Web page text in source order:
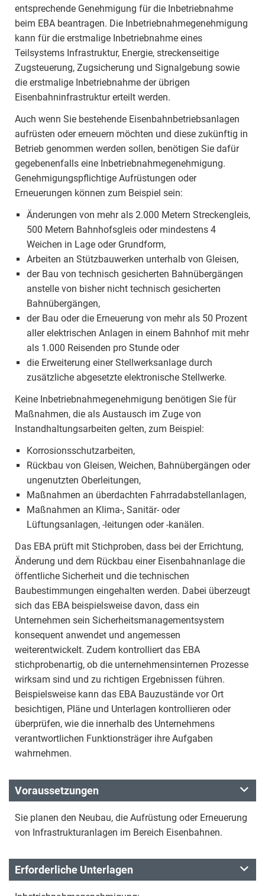
entsprechende Genehmigung für die Inbetriebnahme
beim EBA beantragen. Die Inbetriebnahmegenehmigung
kann für die erstmalige Inbetriebnahme eines
Teilsystems Infrastruktur, Energie, streckenseitige
Zugsteuerung, Zugsicherung und Signalgebung sowie
die erstmalige Inbetriebnahme der übrigen
Eisenbahninfrastruktur erteilt werden.
Auch wenn Sie bestehende Eisenbahnbetriebsanlagen
aufrüsten oder erneuern möchten und diese zukünftig in
Betrieb genommen werden sollen, benötigen Sie dafür
gegebenenfalls eine Inbetriebnahmegenehmigung.
Genehmigungspflichtige Aufrüstungen oder
Erneuerungen können zum Beispiel sein:
Änderungen von mehr als 2.000 Metern Streckengleis,
500 Metern Bahnhofsgleis oder mindestens 4
Weichen in Lage oder Grundform,
Arbeiten an Stützbauwerken unterhalb von Gleisen,
der Bau von technisch gesicherten Bahnübergängen
anstelle von bisher nicht technisch gesicherten
Bahnübergängen,
der Bau oder die Erneuerung von mehr als 50 Prozent
aller elektrischen Anlagen in einem Bahnhof mit mehr
als 1.000 Reisenden pro Stunde oder
die Erweiterung einer Stellwerksanlage durch
zusätzliche abgesetzte elektronische Stellwerke.
Keine Inbetriebnahmegenehmigung benötigen Sie für
Maßnahmen, die als Austausch im Zuge von
Instandhaltungsarbeiten gelten, zum Beispiel:
Korrosionsschutzarbeiten,
Rückbau von Gleisen, Weichen, Bahnübergängen oder
ungenutzten Oberleitungen,
Maßnahmen an überdachten Fahrradabstellanlagen,
Maßnahmen an Klima-, Sanitär- oder
Lüftungsanlagen, -leitungen oder -kanälen.
Das EBA prüft mit Stichproben, dass bei der Errichtung,
Änderung und dem Rückbau einer Eisenbahnanlage die
öffentliche Sicherheit und die technischen
Baubestimmungen eingehalten werden. Dabei überzeugt
sich das EBA beispielsweise davon, dass ein
Unternehmen sein Sicherheitsmanagementsystem
konsequent anwendet und angemessen
weiterentwickelt. Zudem kontrolliert das EBA
stichprobenartig, ob die unternehmensinternen Prozesse
wirksam sind und zu richtigen Ergebnissen führen.
Beispielsweise kann das EBA Bauzustände vor Ort
besichtigen, Pläne und Unterlagen kontrollieren oder
überprüfen, wie die innerhalb des Unternehmens
verantwortlichen Funktionsträger ihre Aufgaben
wahrnehmen.
Voraussetzungen
Sie planen den Neubau, die Aufrüstung oder Erneuerung
von Infrastrukturanlagen im Bereich Eisenbahnen.
Erforderliche Unterlagen